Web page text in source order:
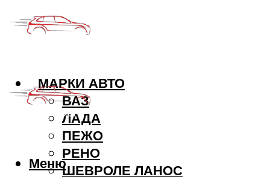
МАРКИ АВТО
ВАЗ
ЛАДА
ПЕЖО
РЕНО
ШЕВРОЛЕ ЛАНОС
Меню